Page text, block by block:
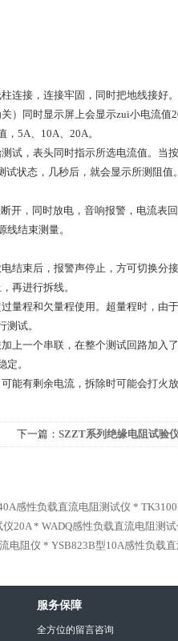
连接，连接牢固，同时把地线接好。
）同时显示屏上会显示zui小电流值
5A、10A、20A。
试，表头同时指示所选电流值。当
状态，几秒后，就会显示所测阻
开，同时放电，音响报警，电流表
结束测量。
结束后，报警声停止，方可切换分接
再进行拆线。
程和欠量程使用。超量程时，由
试。
上一个串联，在整个测试回路加入
。
有剩余电流，拆除时可能会打火放
下一篇： SZZT系列绝缘电阻试验
感性负载直流电阻测试仪 *
仪20A * WADQ感性负载直流电阻测
电阻仪 * YSB823B型10A感性负载
服务保障
全方位的留言咨询